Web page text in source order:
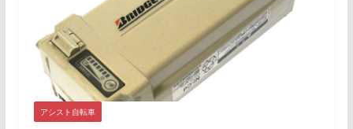
アシスト自転車